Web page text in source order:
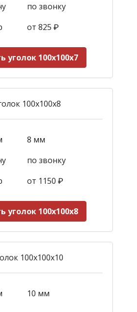
по звонку
от 825 ₽
уголок 100х100х7
100х100х8
8 мм
по звонку
от 1150 ₽
уголок 100х100х8
100х100х10
10 мм